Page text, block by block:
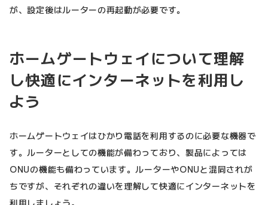
が、設定後はルーターの再起動が必要です。
ホームゲートウェイについて理解
し快適にインターネットを利用し
よう
ホームゲートウェイはひかり電話を利用するのに必要な機器で
す。ルーターとしての機能が備わっており、製品によっては
ONUの機能も備わっています。ルーターやONUと混同されが
ちですが、それぞれの違いを理解して快適にインターネットを
利用しましょう。